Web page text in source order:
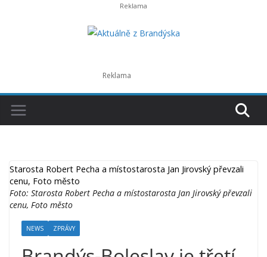
Starosta Robert Pecha a místostarosta Jan Jirovský převzali
cenu, Foto město
Foto: Starosta Robert Pecha a místostarosta Jan Jirovský převzali
cenu, Foto město
NEWS ZPRÁVY